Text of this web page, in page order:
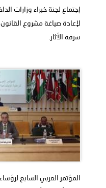
إجتماع لجنة خبراء وزارات
لإعادة صياغة مشروع
سرقة الأثار.
المؤتمر العربي السابع